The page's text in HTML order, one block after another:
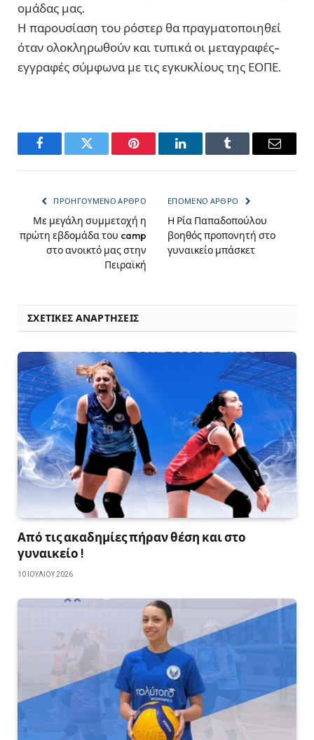
ομάδας μας.
Η παρουσίαση του ρόστερ θα πραγματοποιηθεί
όταν ολοκληρωθούν και τυπικά οι μεταγραφές-
εγγραφές σύμφωνα με τις εγκυκλίους της ΕΟΠΕ.
FacebookTwitter Pinterest LinkedInTumblr Email
ΠΡΟΗΓΟΎΜΕΝΟ ΆΡΘΡΟ
Με μεγάλη συμμετοχή η
πρώτη εβδομάδα του camp
στο ανοικτό μας στην
Πειραϊκή
ΕΠΌΜΕΝΟ ΆΡΘΡΟ
Η Ρία Παπαδοπούλου
βοηθός προπονητή στο
γυναικείο μπάσκετ
ΣΧΕΤΙΚΈΣ ΑΝΑΡΤΉΣΕΙΣ
Από τις ακαδημίες πήραν θέση και στο
γυναικείο !
10 ΙΟΥΛΊΟΥ 2026